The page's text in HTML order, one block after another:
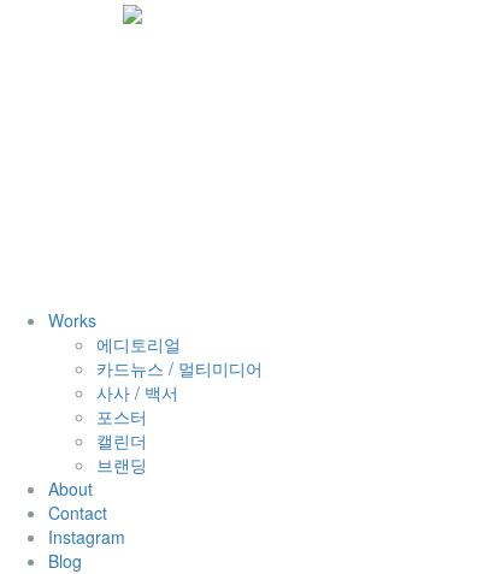
Works
에디토리얼
카드뉴스 / 멀티미디어
사사 / 백서
포스터
캘린더
브랜딩
About
Contact
Instagram
Blog